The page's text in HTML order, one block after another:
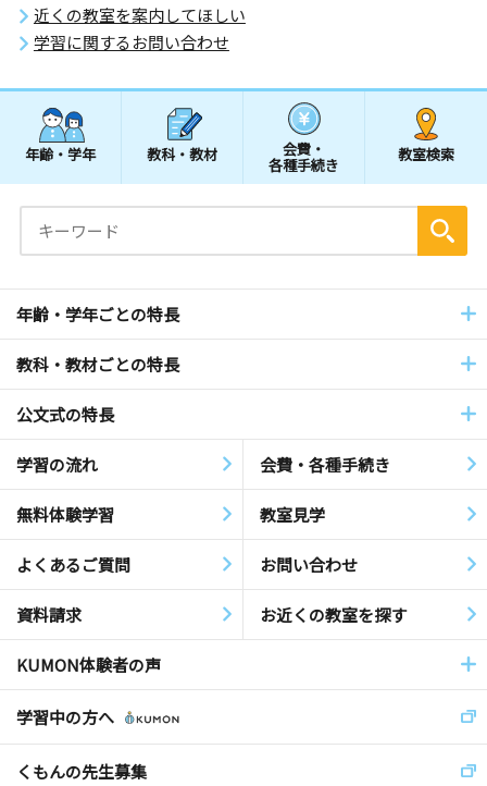
近くの教室を案内してほしい
学習に関するお問い合わせ
年齢・学年 教科・教材 会費・
各種手続き
教室検索
年齢・学年ごとの特長
教科・教材ごとの特長
公文式の特長
学習の流れ 会費・各種手続き
無料体験学習 教室見学
よくあるご質問 お問い合わせ
資料請求 お近くの教室を探す
KUMON体験者の声
学習中の方へ
くもんの先生募集